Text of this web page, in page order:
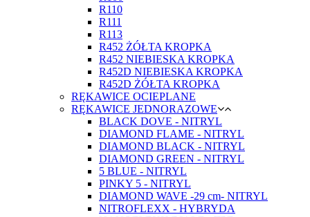
R110
R111
R113
R452 ŻÓŁTA KROPKA
R452 NIEBIESKA KROPKA
R452D NIEBIESKA KROPKA
R452D ŻÓŁTA KROPKA
RĘKAWICE OCIEPLANE
RĘKAWICE JEDNORAZOWE
BLACK DOVE - NITRYL
DIAMOND FLAME - NITRYL
DIAMOND BLACK - NITRYL
DIAMOND GREEN - NITRYL
5 BLUE - NITRYL
PINKY 5 - NITRYL
DIAMOND WAVE -29 cm- NITRYL
NITROFLEXX - HYBRYDA